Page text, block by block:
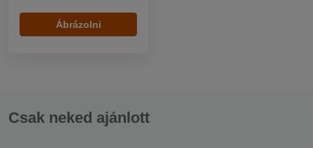
Ábrázolni
Csak neked ajánlott